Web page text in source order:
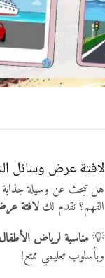
لافتة عرض وسائل
هل تبحث عن وسيلة جذابة
الفهم؟ نقدم لك لافتة
💡 مناسبة لرياض الأطفال
وبأسلوب تعليمي ممتع!